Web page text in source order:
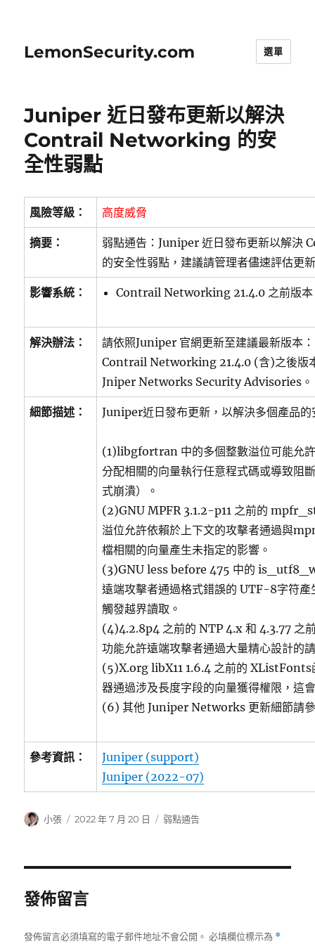
LemonSecurity.com 選單
Juniper 近日發布更新以解決
Contrail Networking 的安
全性弱點
風險等級： 高度威脅
摘要：
弱點通告：Juniper 近日發布更新以解
的安全性弱點，建議請管理者儘速評估更
影響系統： Contrail Networking 21.4.0 之前版本
解決辦法：
請依照Juniper 官網更新至建議最新版本：
Contrail Networking 21.4.0 (含)之後版
Jniper Networks Security Advisories。
細節描述： Juniper近日發布更新，以解決多個產品的
(1)libgfortran 中的多個整數溢位可能允
分配相關的向量執行任意程式碼或導致阻
式崩潰）。
(2)GNU MPFR 3.1.2-p11 之前的
溢位允許依賴於上下文的攻擊者通過與
檔相關的向量產生未指定的影響。
(3)GNU less before 475 中的
遠端攻擊者通過格式錯誤的 UTF-8字符產
觸發越界讀取。
(4)4.2.8p4 之前的 NTP 4.x 和 4.3.77 之
功能允許遠端攻擊者通過大量精心設計的
(5)X.org libX11 1.6.4 之前的 XListFonts
器通過涉及長度字段的向量獲得權限，這
(6) 其他 Juniper Networks 更新細節請
參考資訊：
Juniper (support)
Juniper (2022-07)
作
小張
發
2022 年 7 月 20 日
分
弱點通告
發佈留言
發佈留言必須填寫的電子郵件地址不會公開。 必填欄位標示為 *